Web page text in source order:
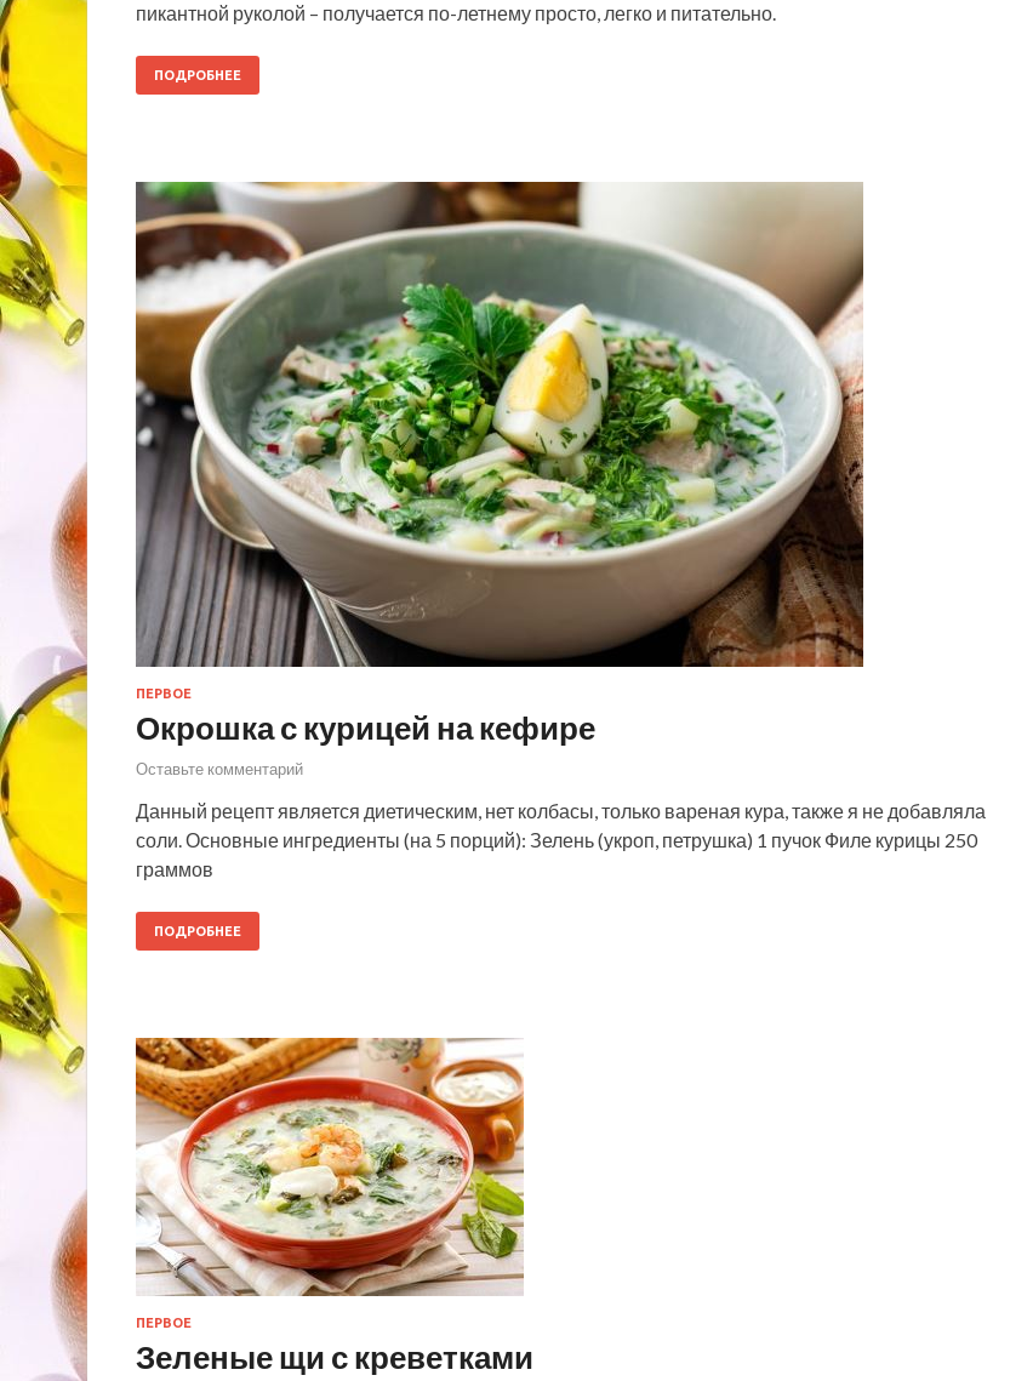
пикантной руколой – получается по-летнему просто, легко и питательно.
ПОДРОБНЕЕ
ПЕРВОЕ
Окрошка с курицей на кефире
Оставьте комментарий
Данный рецепт является диетическим, нет колбасы, только вареная кура, также я не добавляла
соли. Основные ингредиенты (на 5 порций): Зелень (укроп, петрушка) 1 пучок Филе курицы 250
граммов
ПОДРОБНЕЕ
ПЕРВОЕ
Зеленые щи с креветками